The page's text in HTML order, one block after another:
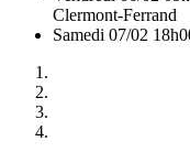
Clermont-Ferrand
Samedi 07/02